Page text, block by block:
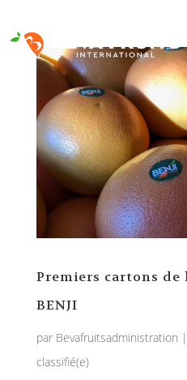
Premiers cartons de
BENJI
par Bevafruitsadministration |
classifié(e)